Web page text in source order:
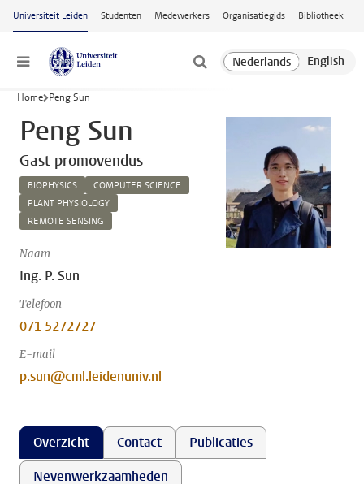
Ga naar hoofdinhoud
Universiteit Leiden Studenten Medewerkers Organisatiegids Bibliotheek
Menu
Home Peng Sun
Peng Sun
Gast promovendus
BIOPHYSICS
COMPUTER SCIENCE
PLANT PHYSIOLOGY
REMOTE SENSING
Naam
Ing. P. Sun
Telefoon
071 5272727
E-mail
p.sun@cml.leidenuniv.nl
Overzicht Contact
Publicaties
Nevenwerkzaamheden